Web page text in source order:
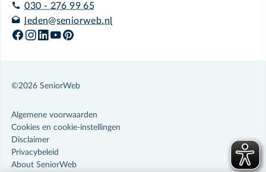
030 - 276 99 65
leden@seniorweb.nl
©2026 SeniorWeb
Algemene voorwaarden
Cookies en cookie-instellingen
Disclaimer
Privacybeleid
About SeniorWeb